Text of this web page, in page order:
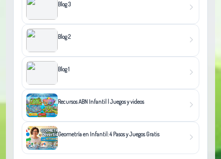
Blog 3
Blog 2
Blog 1
Recursos ABN Infantil | Juegos y videos
Geometría en Infantil: 4 Pasos y Juegos Gratis